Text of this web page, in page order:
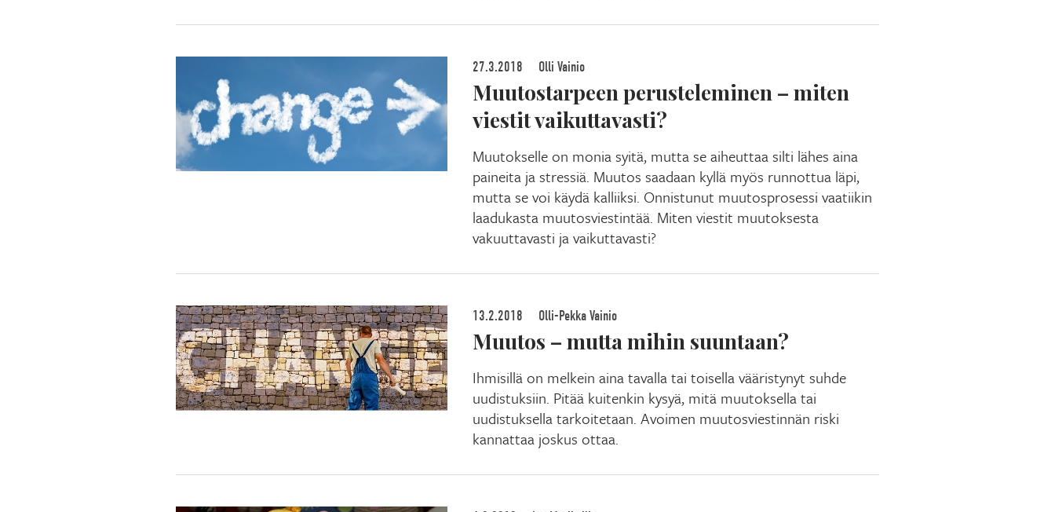
27.3.2018 Olli Vainio
Muutostarpeen perusteleminen – miten
viestit vaikuttavasti?
Muutokselle on monia syitä, mutta se aiheuttaa silti lähes aina
paineita ja stressiä. Muutos saadaan kyllä myös runnottua läpi,
mutta se voi käydä kalliiksi. Onnistunut muutosprosessi vaatiikin
laadukasta muutosviestintää. Miten viestit muutoksesta
vakuuttavasti ja vaikuttavasti?
13.2.2018 Olli-Pekka Vainio
Muutos – mutta mihin suuntaan?
Ihmisillä on melkein aina tavalla tai toisella vääristynyt suhde
uudistuksiin. Pitää kuitenkin kysyä, mitä muutoksella tai
uudistuksella tarkoitetaan. Avoimen muutosviestinnän riski
kannattaa joskus ottaa.